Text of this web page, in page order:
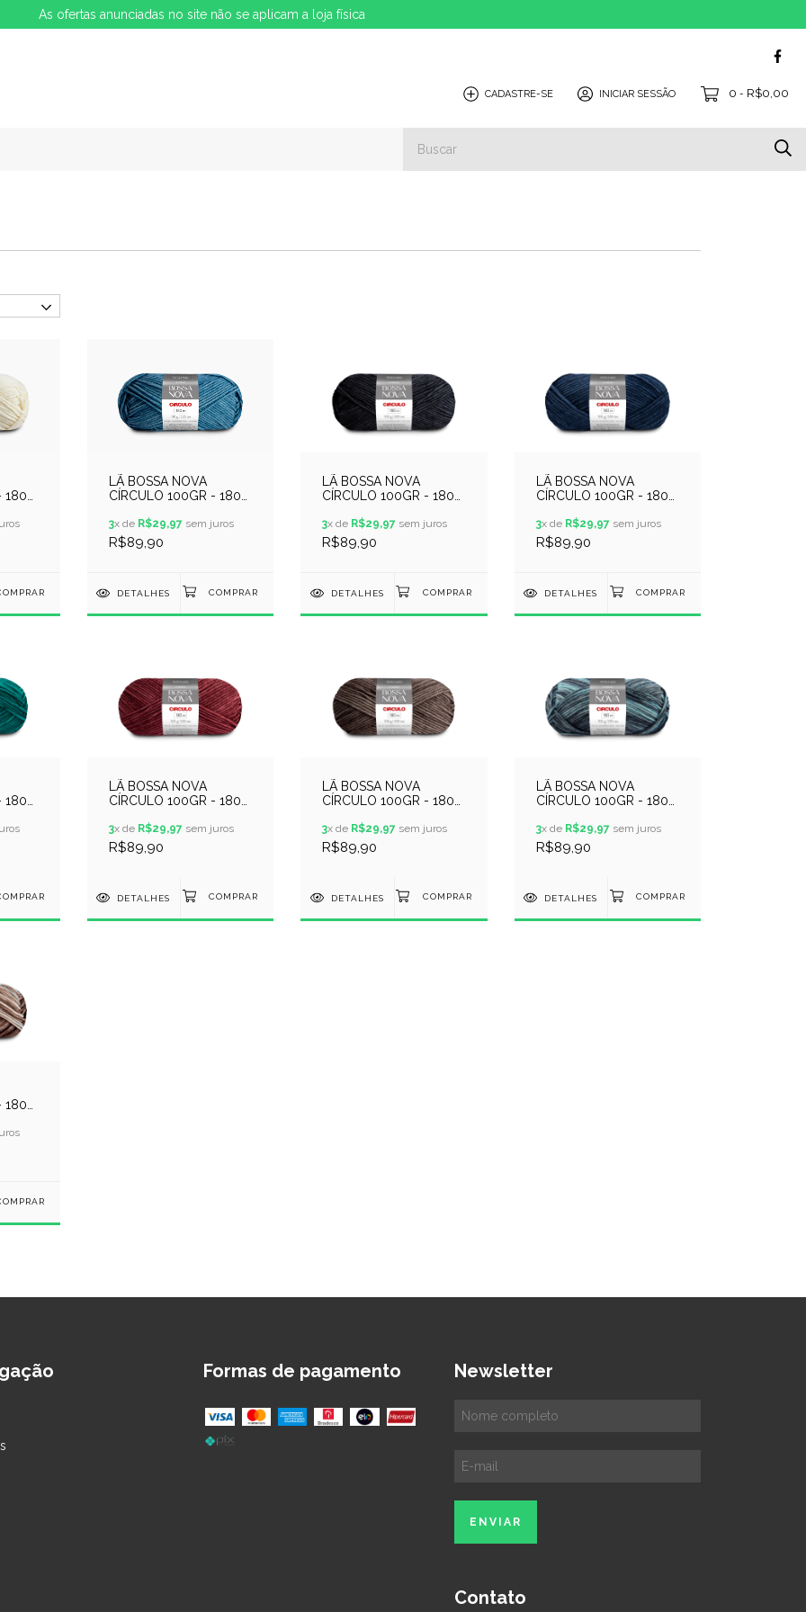
As ofertas anunciadas no site não se aplicam a loja física
CADASTRE-SE INICIAR SESSÃO 0 - R$0,00
180
LÃ BOSSA NOVA
CÍRCULO 100GR - 180
MOSAICO AZUL
3x de R$29,97sem juros
R$89,90
DETALHES
LÃ BOSSA NOVA
CÍRCULO 100GR - 180
PRETO
3x de R$29,97 sem juros
R$89,90
DETALHES
LÃ BOSSA NOVA
CÍRCULO 100GR - 180
AZUL MARINHO
3x de R$29,97sem juros
R$89,90
DETALHES
180
LÃ BOSSA NOVA
CÍRCULO 100GR - 180
BORDO
3x de R$29,97sem juros
R$89,90
DETALHES
LÃ BOSSA NOVA
CÍRCULO 100GR - 180
CASTANHO ESCURO
3x de R$29,97 sem juros
R$89,90
DETALHES
LÃ BOSSA NOVA
CÍRCULO 100GR - 180
LUAU
3x de R$29,97sem juros
R$89,90
DETALHES
180
Formas de pagamento Newsletter
Contato